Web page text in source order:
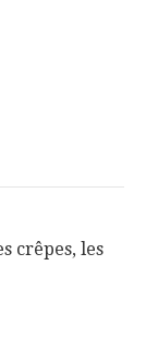
crêpes, les